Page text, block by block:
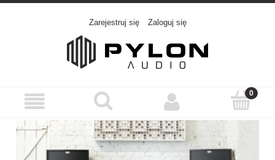
Zarejestruj się Zaloguj się